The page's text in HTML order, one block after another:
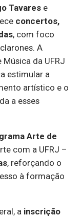
Tavares e
concertos,
, com foco
A
da UFRJ
estimular a
artístico e o
a esses
Arte de
com a UFRJ –
, reforçando o
à formação
a inscrição